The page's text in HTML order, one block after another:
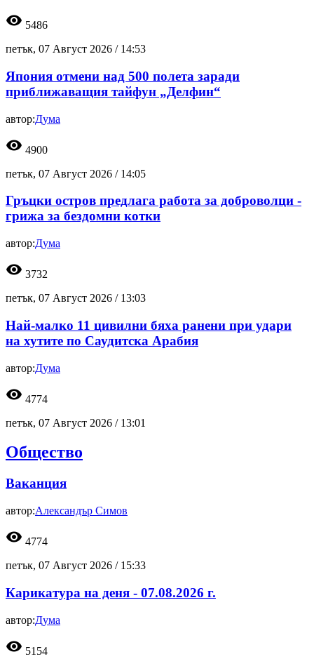
visibility 5486
петък, 07 Август 2026 / 14:53
Япония отмени над 500 полета заради
приближаващия тайфун „Делфин“
автор:Дума
visibility 4900
петък, 07 Август 2026 / 14:05
Гръцки остров предлага работа за доброволци -
грижа за бездомни котки
автор:Дума
visibility 3732
петък, 07 Август 2026 / 13:03
Най-малко 11 цивилни бяха ранени при удари
на хутите по Саудитска Арабия
автор:Дума
visibility 4774
петък, 07 Август 2026 / 13:01
Общество
Ваканция
автор:Александър Симов
visibility 4774
петък, 07 Август 2026 / 15:33
Карикатура на деня - 07.08.2026 г.
автор:Дума
visibility 5154